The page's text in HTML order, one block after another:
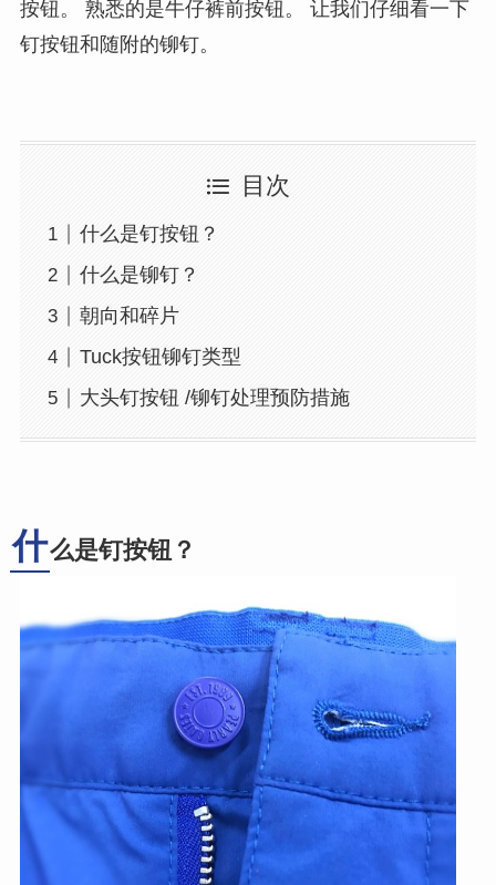
按钮。 熟悉的是牛仔裤前按钮。 让我们仔细看一下
钉按钮和随附的铆钉。
目次
什么是钉按钮？
什么是铆钉？
朝向和碎片
Tuck按钮铆钉类型
大头钉按钮 /铆钉处理预防措施
什么是钉按钮？